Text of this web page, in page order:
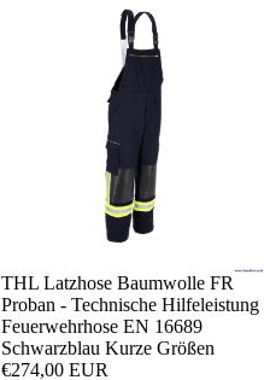
THL Latzhose Baumwolle FR
Proban - Technische Hilfeleistung
Feuerwehrhose EN 16689
Schwarzblau Kurze Größen
€274,00 EUR